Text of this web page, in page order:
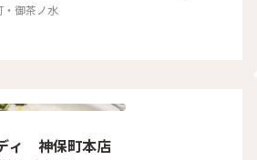
・御茶ノ水
ィ 神保町本店